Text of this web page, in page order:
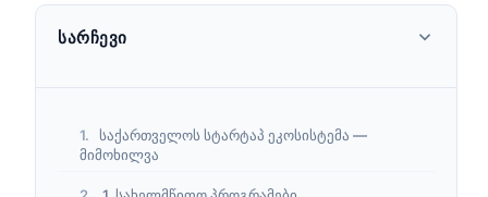
ᲡᲐᲠᲩᲔᲕᲘ
საქართველოს სტარტაპ ეკოსისტემა —
მიმოხილვა